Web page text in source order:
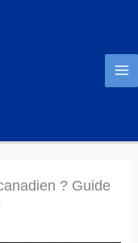
? Guide